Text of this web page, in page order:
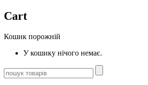
Cart
Кошик порожній
У кошику нічого немає.